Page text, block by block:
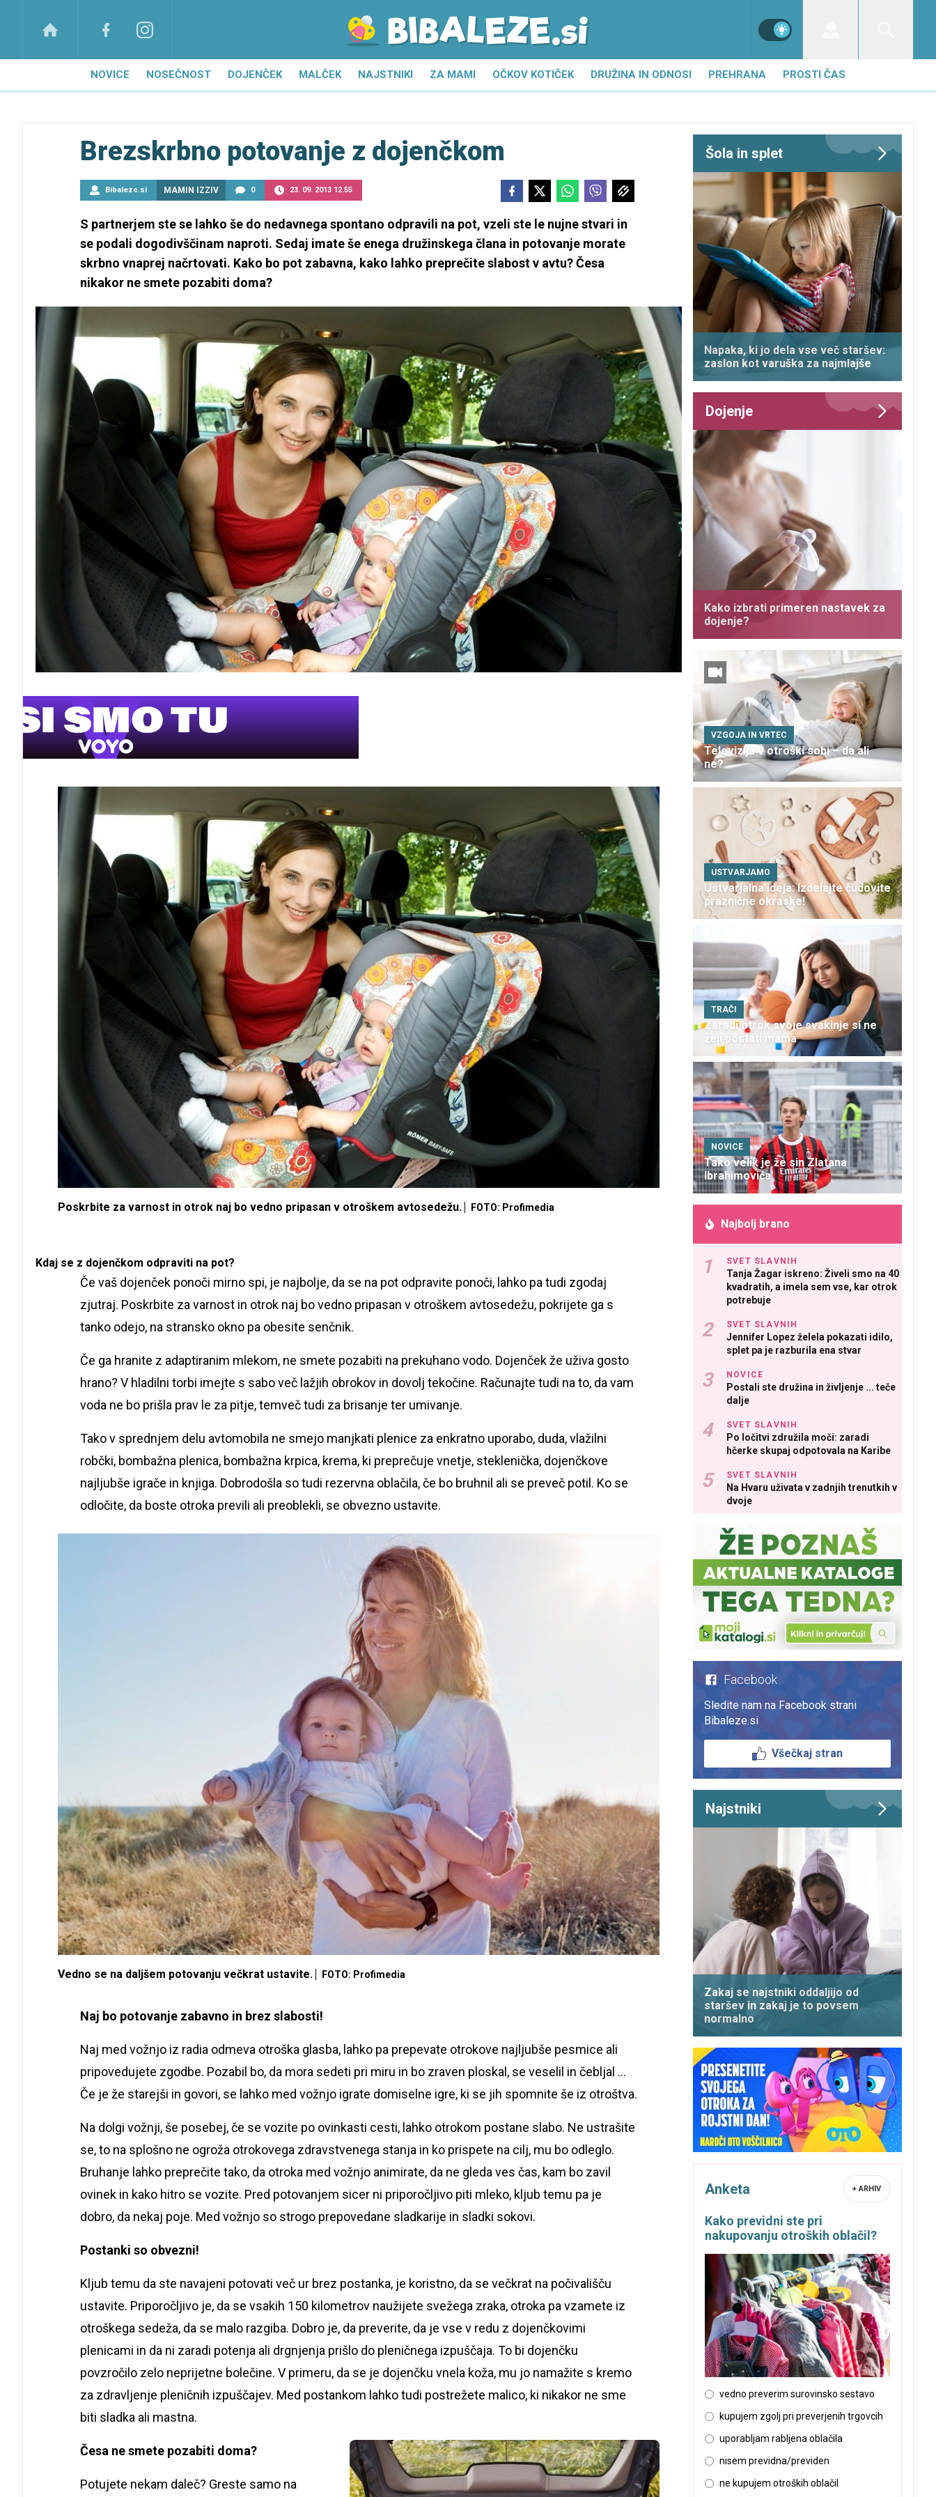
NOVICE NOSEČNOST DOJENČEK MALČEK NAJSTNIKI ZA MAMI OČKOV KOTIČEK DRUŽINA IN ODNOSI PREHRANA PROSTI ČAS
Brezskrbno potovanje z dojenčkom
Bibaleze.si MAMIN IZZIV 0 23. 09. 2013 12.55
S partnerjem ste se lahko še do nedavnega spontano odpravili na pot, vzeli ste le nujne stvari in
se podali dogodivščinam naproti. Sedaj imate še enega družinskega člana in potovanje morate
skrbno vnaprej načrtovati. Kako bo pot zabavna, kako lahko preprečite slabost v avtu? Česa
nikakor ne smete pozabiti doma?
Poskrbite za varnost in otrok naj bo vedno pripasan v otroškem avtosedežu. FOTO: Profimedia
Kdaj se z dojenčkom odpraviti na pot?
Če vaš dojenček ponoči mirno spi, je najbolje, da se na pot odpravite ponoči, lahko pa tudi zgodaj
zjutraj. Poskrbite za varnost in otrok naj bo vedno pripasan v otroškem avtosedežu, pokrijete ga s
tanko odejo, na stransko okno pa obesite senčnik.
Če ga hranite z adaptiranim mlekom, ne smete pozabiti na prekuhano vodo. Dojenček že uživa gosto
hrano? V hladilni torbi imejte s sabo več lažjih obrokov in dovolj tekočine. Računajte tudi na to, da vam
voda ne bo prišla prav le za pitje, temveč tudi za brisanje ter umivanje.
Tako v sprednjem delu avtomobila ne smejo manjkati plenice za enkratno uporabo, duda, vlažilni
robčki, bombažna plenica, bombažna krpica, krema, ki preprečuje vnetje, steklenička, dojenčkove
najljubše igrače in knjiga. Dobrodošla so tudi rezervna oblačila, če bo bruhnil ali se preveč potil. Ko se
odločite, da boste otroka previli ali preoblekli, se obvezno ustavite.
Vedno se na daljšem potovanju večkrat ustavite. FOTO: Profimedia
Naj bo potovanje zabavno in brez slabosti!
Naj med vožnjo iz radia odmeva otroška glasba, lahko pa prepevate otrokove najljubše pesmice ali
pripovedujete zgodbe. Pozabil bo, da mora sedeti pri miru in bo zraven ploskal, se veselil in čebljal …
Če je že starejši in govori, se lahko med vožnjo igrate domiselne igre, ki se jih spomnite še iz otroštva.
Na dolgi vožnji, še posebej, če se vozite po ovinkasti cesti, lahko otrokom postane slabo. Ne ustrašite
se, to na splošno ne ogroža otrokovega zdravstvenega stanja in ko prispete na cilj, mu bo odleglo.
Bruhanje lahko preprečite tako, da otroka med vožnjo animirate, da ne gleda ves čas, kam bo zavil
ovinek in kako hitro se vozite. Pred potovanjem sicer ni priporočljivo piti mleko, kljub temu pa je
dobro, da nekaj poje. Med vožnjo so strogo prepovedane sladkarije in sladki sokovi.
Postanki so obvezni!
Kljub temu da ste navajeni potovati več ur brez postanka, je koristno, da se večkrat na počivališču
ustavite. Priporočljivo je, da se vsakih 150 kilometrov naužijete svežega zraka, otroka pa vzamete iz
otroškega sedeža, da se malo razgiba. Dobro je, da preverite, da je vse v redu z dojenčkovimi
plenicami in da ni zaradi potenja ali drgnjenja prišlo do pleničnega izpuščaja. To bi dojenčku
povzročilo zelo neprijetne bolečine. V primeru, da se je dojenčku vnela koža, mu jo namažite s kremo
za zdravljenje pleničnih izpuščajev. Med postankom lahko tudi postrežete malico, ki nikakor ne sme
biti sladka ali mastna.
Česa ne smete pozabiti doma?
Potujete nekam daleč? Greste samo na
Šola in splet
Napaka, ki jo dela vse več staršev:
zaslon kot varuška za najmlajše
Dojenje
Kako izbrati primeren nastavek za
dojenje?
VZGOJA IN VRTEC
Televizija v otroški sobi – da ali
ne?
USTVARJAMO
Ustvarjalna ideja: Izdelajte čudovite
praznične okraske!
TRAČI
Zaradi otrok svoje svakinje si ne
želi postati mama
NOVICE
Tako velik je že sin Zlatana
Ibrahimovića
Najbolj brano
SVET SLAVNIH
Tanja Žagar iskreno: Živeli smo na 40
kvadratih, a imela sem vse, kar otrok
potrebuje
SVET SLAVNIH
Jennifer Lopez želela pokazati idilo,
splet pa je razburila ena stvar
NOVICE
Postali ste družina in življenje ... teče
dalje
SVET SLAVNIH
Po ločitvi združila moči: zaradi
hčerke skupaj odpotovala na Karibe
SVET SLAVNIH
Na Hvaru uživata v zadnjih trenutkih v
dvoje
Facebook
Sledite nam na Facebook strani
Bibaleze.si
Všečkaj stran
Najstniki
Zakaj se najstniki oddaljijo od
staršev in zakaj je to povsem
normalno
Anketa + ARHIV
Kako previdni ste pri
nakupovanju otroških oblačil?
vedno preverim surovinsko sestavo
kupujem zgolj pri preverjenih trgovcih
uporabljam rabljena oblačila
nisem previdna/previden
ne kupujem otroških oblačil